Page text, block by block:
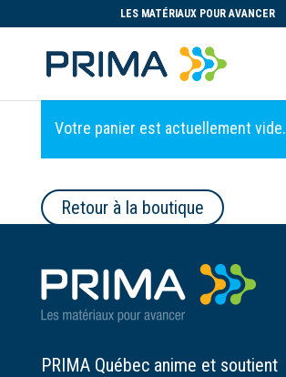
LES MATÉRIAUX POUR AVANCER
Votre panier est actuellement vide.
Retour à la boutique
PRIMA Québec anime et soutient